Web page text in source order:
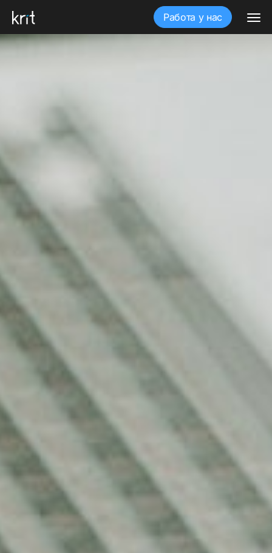
Работа у нас